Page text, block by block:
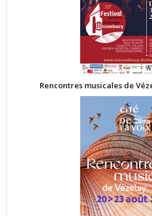
Rencontres musicales de